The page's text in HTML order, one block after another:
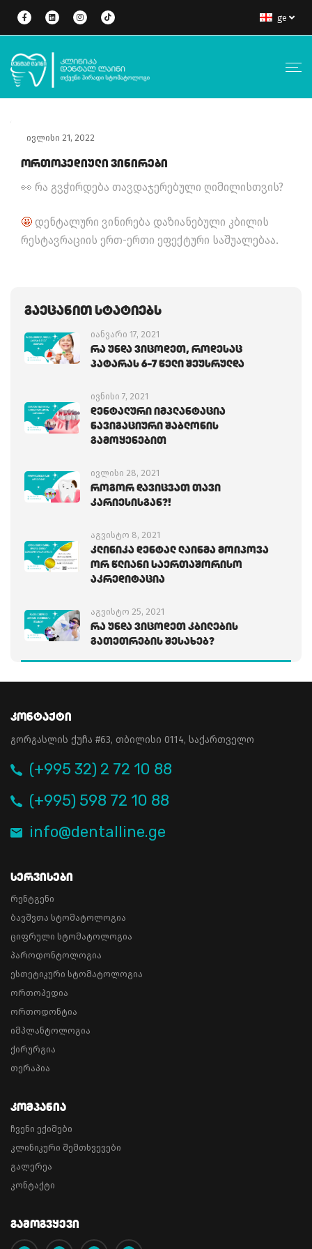
ge
ივლისი 21, 2022
Ორთოპედიული Ვინირები
👀 რა გვჭირდება თავდაჯერებული ღიმილისთვის?
🤩 დენტალური ვინირება დაზიანებული კბილის
რესტავრაციის ერთ-ერთი ეფექტური საშუალებაა.
Გაეცანით Სტატიებს
იანვარი 17, 2021
Რა Უნდა Ვიცოდეთ, Როდესაც
Პატარას 6-7 Წელი Შეუსრულდა
ივნისი 7, 2021
Დენტალური Იმპლანტაცია
Ნავიგაციური Შაბლონის
Გამოყენებით
ივლისი 28, 2021
Როგორ Დავიცვათ Თავი
Კარიესისგან?!
აგვისტო 8, 2021
Კლინიკა Დენტალ Ლაინმა Მოიპოვა
Ორ Წლიანი Საერთაშორისო
Აკრედიტაცია
აგვისტო 25, 2021
Რა Უნდა Ვიცოდეთ Კბილების
Გათეთრების Შესახებ?
Კონტაქტი
გორგასლის ქუჩა #63, თბილისი 0114, საქართველო
(+995 32) 2 72 10 88
(+995) 598 72 10 88
info@dentalline.ge
Სერვისები
რენტგენი
ბავშვთა სტომატოლოგია
ციფრული სტომატოლოგია
პაროდონტოლოგია
ესთეტიკური სტომატოლოგია
ორთოპედია
ორთოდონტია
იმპლანტოლოგია
ქირურგია
თერაპია
Კომპანია
ჩვენი ექიმები
კლინიკური შემთხვევები
გალერეა
კონტაქტი
Გამოგვყევი